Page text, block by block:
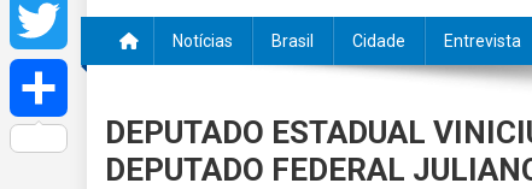
Notícias Brasil Cidade Entrevista
DEPUTADO ESTADUAL
DEPUTADO FEDERAL
WhatsApp
Twitter
Share